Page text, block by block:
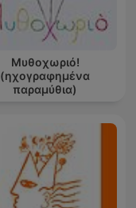
Μυθοχωριό!
(ηχογραφημένα
παραμύθια)